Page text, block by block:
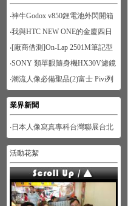
‧神牛Godox v850鋰電池外閃開箱
‧我與HTC NEW ONE的金廈四日
遊
‧[廠商借測]On-Lap 2501M筆記型
螢幕開箱試用
‧SONY 類單眼隨身機HX30V濾鏡
功能體驗-人像篇
‧潮流人像必備聖品(2)富士 Pivi列
印機
業界新聞
‧日本人像寫真專科台灣聯展台北
展
活動花絮